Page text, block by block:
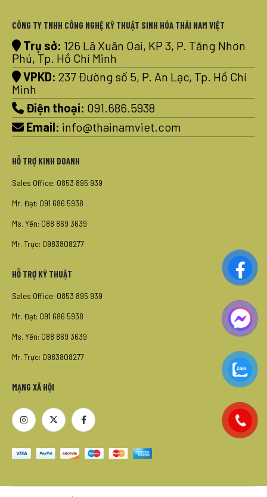
CÔNG TY TNHH CÔNG NGHỆ KỸ THUẬT SINH HÓA THÁI NAM VIỆT
Trụ sở: 126 Lã Xuân Oai, KP 3, P. Tăng Nhơn
Phú, Tp. Hồ Chí Minh
VPKD: 237 Đường số 5, P. An Lạc, Tp. Hồ Chí
Minh
Điện thoại: 091.686.5938
Email: info@thainamviet.com
HỖ TRỢ KINH DOANH
Sales Office: 0853 895 939
Mr. Đạt: 091 686 5938
Ms. Yến: 088 869 3639
Mr. Trực: 0983808277
HỖ TRỢ KỸ THUẬT
Sales Office: 0853 895 939
Mr. Đạt: 091 686 5938
Ms. Yến: 088 869 3639
Mr. Trực: 0983808277
MẠNG XÃ HỘI